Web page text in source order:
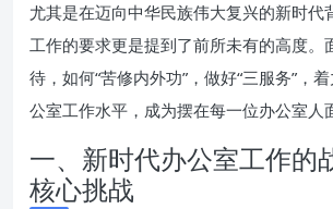
尤其是在迈向中华民族伟大复兴的新时代
工作的要求更是提到了前所未有的高度。
待，如何“苦修内外功”，做好“三服务”，
公室工作水平，成为摆在每一位办公室人
一、新时代办公室工作的
核心挑战